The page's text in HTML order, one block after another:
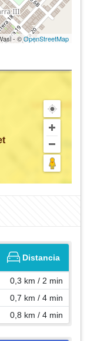
- ©OpenStreetMap
Distancia
0,3 km / 2 min
0,7 km / 4 min
0,8 km / 4 min